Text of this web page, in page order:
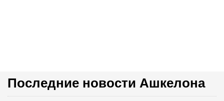
Последние новости Ашкелона